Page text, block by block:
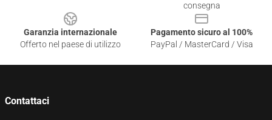
consegna
Garanzia internazionale
Offerto nel paese di utilizzo
Pagamento sicuro al 100%
PayPal / MasterCard / Visa
Contattaci